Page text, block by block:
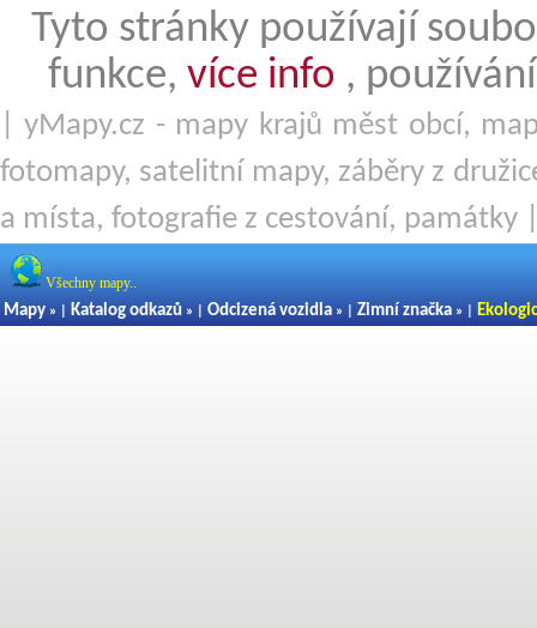
Tyto stránky používají
funkce, více info ,
| yMapy.cz - mapy krajů měst obcí,
fotomapy, satelitní mapy, záběry z
a místa, fotografie z cestování, památky
Všechny mapy..
Mapy » | Katalog odkazů » | Odcizená vozidla » | Zimní značka » |